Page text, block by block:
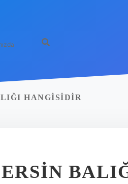
HANGISIDIR